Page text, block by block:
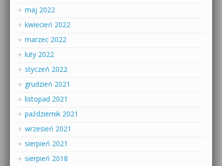
maj 2022
kwiecień 2022
marzec 2022
luty 2022
styczeń 2022
grudzień 2021
listopad 2021
październik 2021
wrzesień 2021
sierpień 2021
sierpień 2018